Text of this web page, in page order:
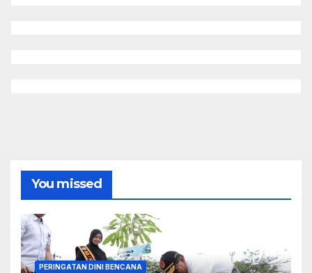
You missed
PERINGATAN DINI BENCANA